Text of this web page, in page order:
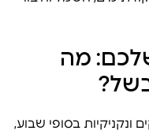
מה
בסופי שבוע,